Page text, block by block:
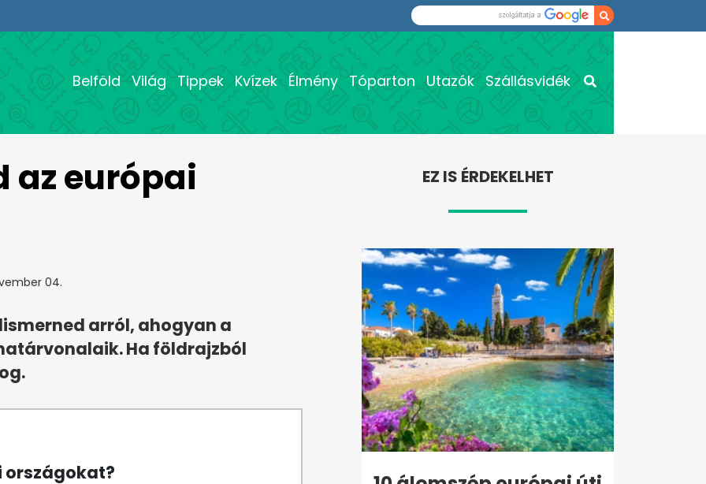
Belföld Világ Tippek Kvízek Élmény Tóparton Utazók Szállásvidék
az európai
04.
arról, ahogyan a
Ha földrajzból
országokat?
EZ IS ÉRDEKELHET